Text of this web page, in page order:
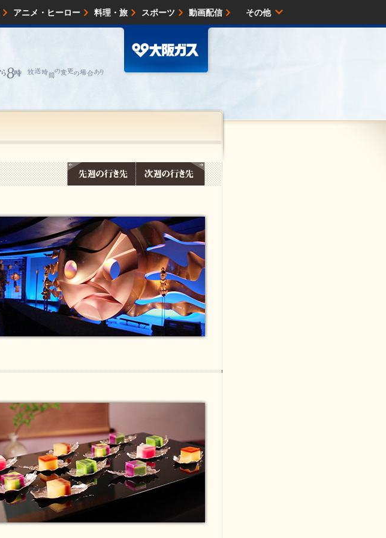
アニメ・ヒーロー 料理・旅 スポーツ 動画配信 その他